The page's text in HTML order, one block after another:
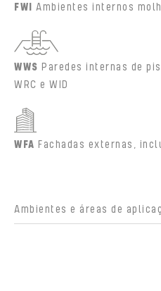
FWI Ambientes internos
WWS Paredes internas de
WRC e WID
WFA Fachadas externas,
Ambientes e áreas de